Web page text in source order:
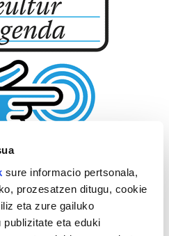
sure informacio pertsonala,
prozesatzen ditugu, cookie
eta zure gailuko
eta eduki